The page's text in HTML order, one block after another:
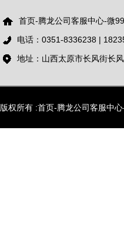
首页-腾龙公司客服中心-微
电话：0351-8336238 |
地址：山西太原市长风街长
版权所有 :首页-腾龙公司客服中